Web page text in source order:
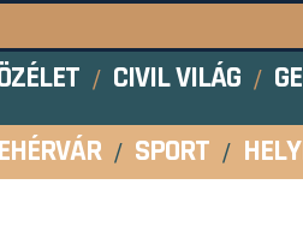
CIVIL VILÁG
SPORT